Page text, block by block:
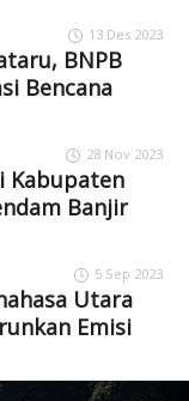
13 Des 2023
BNPB
Bencana
28 Nov 2023
Kabupaten
Banjir
5 Sep 2023
Utara
Emisi